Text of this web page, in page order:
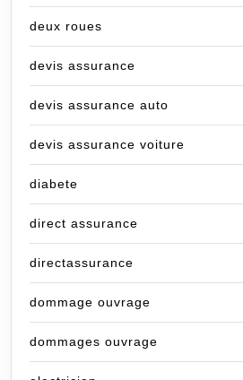
deux roues
devis assurance
devis assurance auto
devis assurance voiture
diabete
direct assurance
directassurance
dommage ouvrage
dommages ouvrage